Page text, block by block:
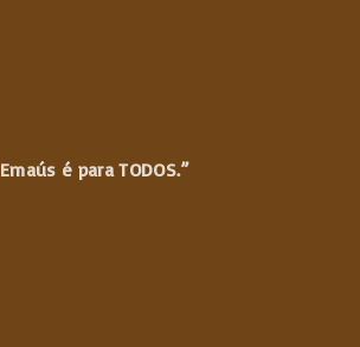
Emaús é para TODOS.”